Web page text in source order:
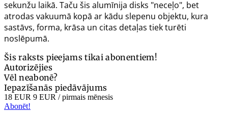
sekunžu laikā. Taču šis alumīnija disks "neceļo", bet
atrodas vakuumā kopā ar kādu slepenu objektu, kura
sastāvs, forma, krāsa un citas detaļas tiek turēti
noslēpumā.
Šis raksts pieejams tikai abonentiem!
Autorizējies
Vēl neabonē?
Iepazīšanās piedāvājums
18 EUR 9 EUR / pirmais mēnesis
Abonēt!